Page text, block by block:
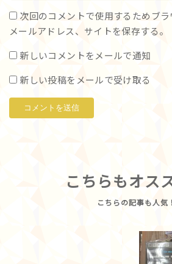
次回のコメントで使用するためブラ
メールアドレス、サイトを保存する。
新しいコメントをメールで通知
新しい投稿をメールで受け取る
こちらもオス